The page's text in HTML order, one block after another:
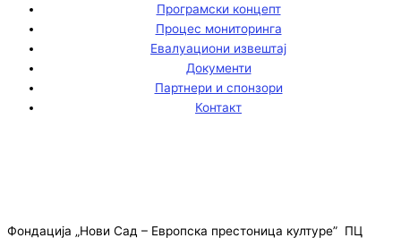
Програмски концепт
Процес мониторинга
Евалуациони извештај
Документи
Партнери и спонзори
Контакт
Фондација „Нови Сад – Европска престоница културе” ПЦ